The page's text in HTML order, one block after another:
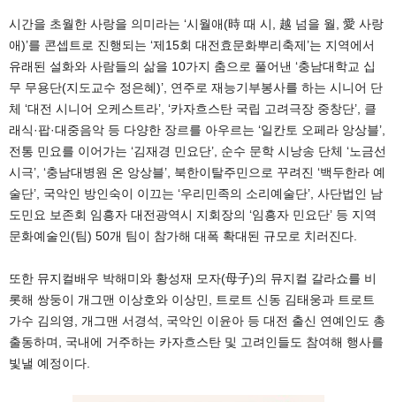
시간을 초월한 사랑을 의미라는 ‘시월애(時 때 시, 越 넘을 월, 愛 사랑
애)’를 콘셉트로 진행되는 ‘제15회 대전효문화뿌리축제’는 지역에서
유래된 설화와 사람들의 삶을 10가지 춤으로 풀어낸 ‘충남대학교 십
무 무용단(지도교수 정은혜)’, 연주로 재능기부봉사를 하는 시니어 단
체 ‘대전 시니어 오케스트라’, ‘카자흐스탄 국립 고려극장 중창단’, 클
래식·팝·대중음악 등 다양한 장르를 아우르는 ‘일칸토 오페라 앙상블’,
전통 민요를 이어가는 ‘김재경 민요단’, 순수 문학 시낭송 단체 ‘노금선
시극’, ‘충남대병원 온 앙상블’, 북한이탈주민으로 꾸려진 ‘백두한라 예
술단’, 국악인 방인숙이 이끄는 ‘우리민족의 소리예술단’, 사단법인 남
도민요 보존회 임흥자 대전광역시 지회장의 ‘임흥자 민요단’ 등 지역
문화예술인(팀) 50개 팀이 참가해 대폭 확대된 규모로 치러진다.
또한 뮤지컬배우 박해미와 황성재 모자(母子)의 뮤지컬 갈라쇼를 비
롯해 쌍둥이 개그맨 이상호와 이상민, 트로트 신동 김태웅과 트로트
가수 김의영, 개그맨 서경석, 국악인 이윤아 등 대전 출신 연예인도 총
출동하며, 국내에 거주하는 카자흐스탄 및 고려인들도 참여해 행사를
빛낼 예정이다.